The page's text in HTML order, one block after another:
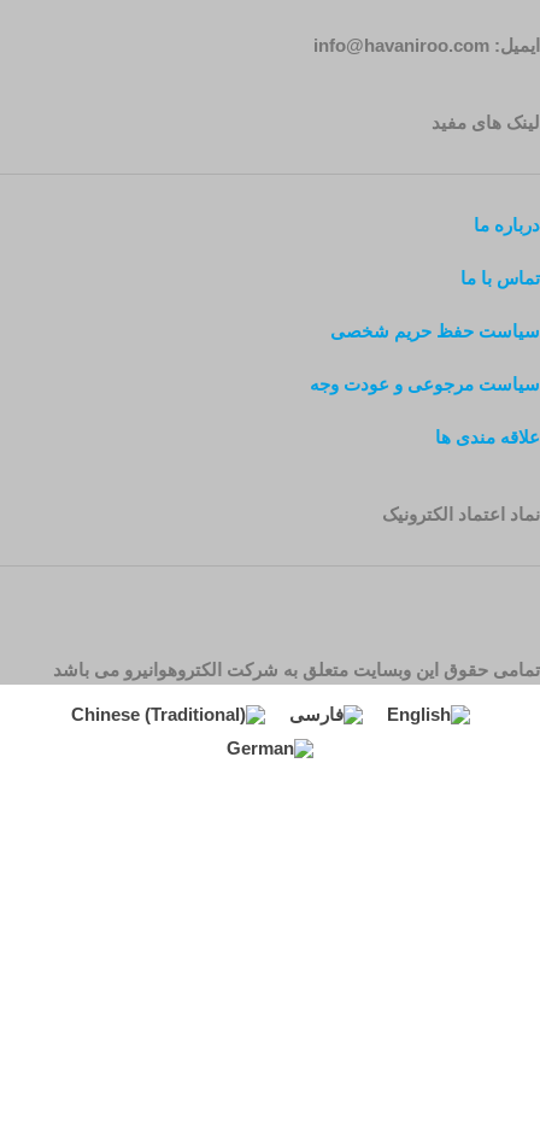
ایمیل: info@havaniroo.com
لینک های مفید
درباره ما
تماس با ما
سیاست حفظ حریم شخصی
سیاست مرجوعی و عودت وجه
علاقه مندی ها
نماد اعتماد الکترونیک
تمامی حقوق این وبسایت متعلق به شرکت الکتروهوانیرو می باشد